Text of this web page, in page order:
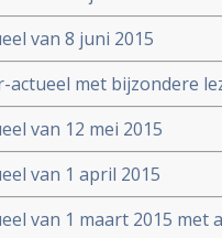
van 8 juni 2015
actueel met bijzondere
the box op 25 mei
van 12 mei 2015
van 1 april 2015
van 1 maart 2015 met